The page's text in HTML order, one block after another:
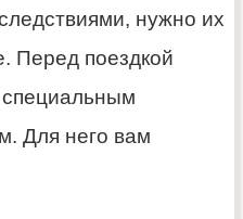
нужно их
Перед поездкой
Для него вам